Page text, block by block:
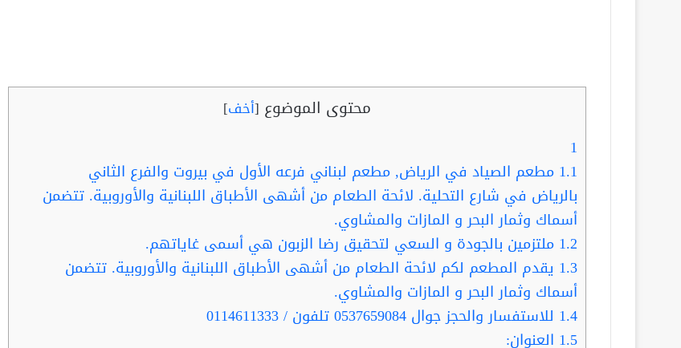
محتوى الموضوع [أخف]
1
1.1 مطعم الصياد في الرياض, مطعم لبناني فرعه الأول في بيروت والفرع الثاني
بالرياض في شارع التحلية. لائحة الطعام من أشهى الأطباق اللبنانية والأوروبية. تتضمن
أسماك وثمار البحر و المازات والمشاوي.
1.2 ملتزمين بالجودة و السعي لتحقيق رضا الزبون هي أسمى غاياتهم.
1.3 يقدم المطعم لكم لائحة الطعام من أشهى الأطباق اللبنانية والأوروبية. تتضمن
أسماك وثمار البحر و المازات والمشاوي.
1.4 للاستفسار والحجز جوال 0537659084 تلفون / 0114611333
1.5 العنوان: